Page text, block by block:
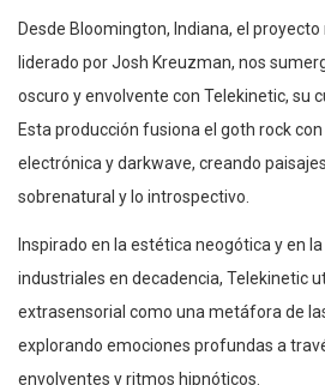
Desde Bloomington, Indiana, el
liderado por Josh Kreuzman, nos
oscuro y envolvente con Telekinetic, su
Esta producción fusiona el goth rock
electrónica y darkwave, creando
sobrenatural y lo introspectivo.
Inspirado en la estética neogótica y en
industriales en decadencia, Telekinetic
extrasensorial como una metáfora de
explorando emociones profundas a
envolventes y ritmos hipnóticos.